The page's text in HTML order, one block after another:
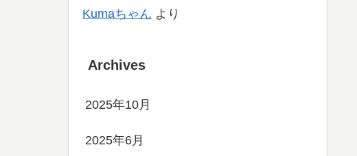
Kumaちゃん より
Archives
2025年10月
2025年6月